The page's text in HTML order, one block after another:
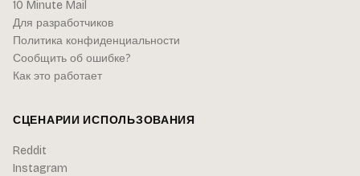
10 Minute Mail
Для разработчиков
Политика конфиденциальности
Сообщить об ошибке?
Как это работает
СЦЕНАРИИ ИСПОЛЬЗОВАНИЯ
Reddit
Instagram